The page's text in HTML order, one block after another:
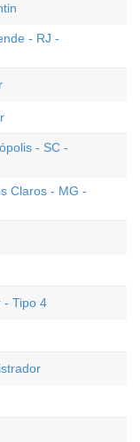
- RJ -
- SC -
Claros - MG -
- Tipo 4